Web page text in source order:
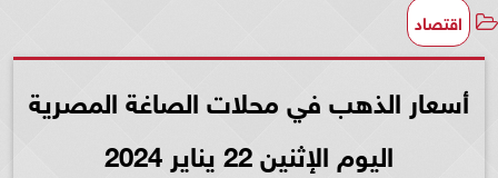
اقتصاد
أسعار الذهب في محلات الصاغة المصرية
اليوم الإثنين 22 يناير 2024